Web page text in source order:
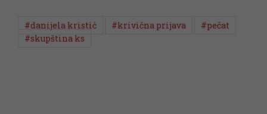
#danijela kristić #krivična prijava
#pečat
#skupština ks